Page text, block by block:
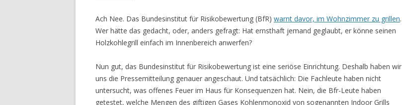
Ach Nee. Das Bundesinstitut für Risikobewertung (BfR) warnt davor, im Wohnzimmer zu grillen.
Wer hätte das gedacht, oder, anders gefragt: Hat ernsthaft jemand geglaubt, er könne seinen
Holzkohlegrill einfach im Innenbereich anwerfen?
Nun gut, das Bundesinstitut für Risikobewertung ist eine seriöse Einrichtung. Deshalb haben wir
uns die Pressemitteilung genauer angeschaut. Und tatsächlich: Die Fachleute haben nicht
untersucht, was offenes Feuer im Haus für Konsequenzen hat. Nein, die Bfr-Leute haben
getestet, welche Mengen des giftigen Gases Kohlenmonoxid von sogenannten Indoor Grills